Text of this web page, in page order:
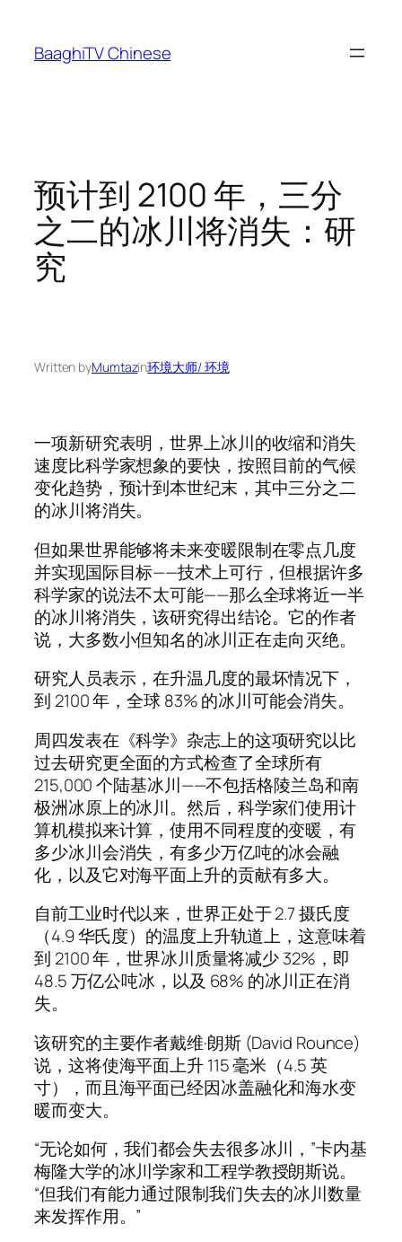
content
BaaghiTV Chinese
预计到 2100 年，三分
之二的冰川将消失：研
究
Written byMumtazin环境大师/ 环境
一项新研究表明，世界上冰川的收缩和消失
速度比科学家想象的要快，按照目前的气候
变化趋势，预计到本世纪末，其中三分之二
的冰川将消失。
但如果世界能够将未来变暖限制在零点几度
并实现国际目标——技术上可行，但根据许多
科学家的说法不太可能——那么全球将近一半
的冰川将消失，该研究得出结论。它的作者
说，大多数小但知名的冰川正在走向灭绝。
研究人员表示，在升温几度的最坏情况下，
到 2100 年，全球 83% 的冰川可能会消失。
周四发表在《科学》杂志上的这项研究以比
过去研究更全面的方式检查了全球所有
215,000 个陆基冰川——不包括格陵兰岛和南
极洲冰原上的冰川。然后，科学家们使用计
算机模拟来计算，使用不同程度的变暖，有
多少冰川会消失，有多少万亿吨的冰会融
化，以及它对海平面上升的贡献有多大。
自前工业时代以来，世界正处于 2.7 摄氏度
（4.9 华氏度）的温度上升轨道上，这意味着
到 2100 年，世界冰川质量将减少 32%，即
48.5 万亿公吨冰，以及 68% 的冰川正在消
失。
该研究的主要作者戴维·朗斯 (David Rounce)
说，这将使海平面上升 115 毫米（4.5 英
寸），而且海平面已经因冰盖融化和海水变
暖而变大。
“无论如何，我们都会失去很多冰川，”卡内基
梅隆大学的冰川学家和工程学教授朗斯说。
“但我们有能力通过限制我们失去的冰川数量
来发挥作用。”